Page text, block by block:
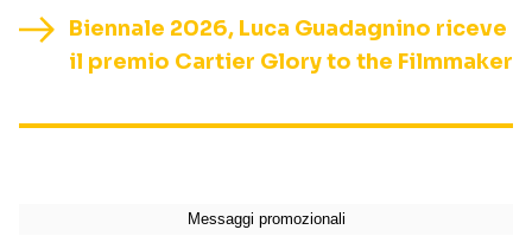
Biennale 2026, Luca Guadagnino riceve
il premio Cartier Glory to the Filmmaker